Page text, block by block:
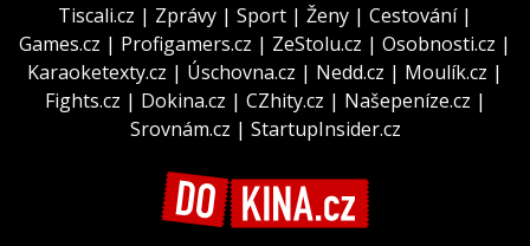
Tiscali.cz | Zprávy | Sport | Ženy | Cestování|
Games.cz | Profigamers.cz | ZeStolu.cz | Osobnosti.cz |
Karaoketexty.cz | Úschovna.cz | Nedd.cz | Moulík.cz |
Fights.cz | Dokina.cz | CZhity.cz | Našepeníze.cz |
Srovnám.cz | StartupInsider.cz